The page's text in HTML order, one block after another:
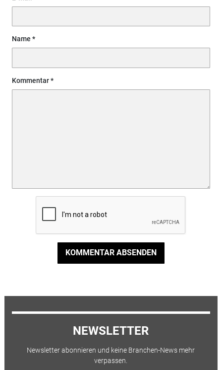
Name
Kommentar
KOMMENTAR ABSENDEN
NEWSLETTER
Newsletter abonnieren und keine Branchen-News mehr
verpassen.